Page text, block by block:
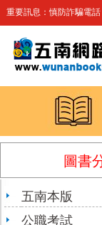
重要訊息：慎防詐騙電
圖書
五南本版
公職考試